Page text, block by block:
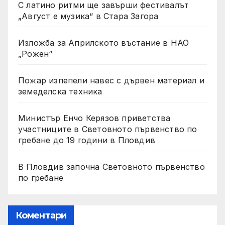
С латино ритми ще завърши фестивалът
„Август е музика“ в Стара Загора
Изложба за Априлското въстание в НАО
„Рожен“
Пожар изпепели навес с дървен материал и
земеделска техника
Министър Енчо Керязов приветства
участниците в Световното първенство по
гребане до 19 години в Пловдив
В Пловдив започна Световното първенство
по гребане
Коментари